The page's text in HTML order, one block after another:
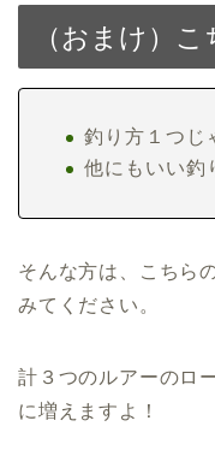
（おまけ）
釣り方１つじ
他にもいい釣
そんな方は、こちら
みてください。
計３つのルアーのロ
に増えますよ！